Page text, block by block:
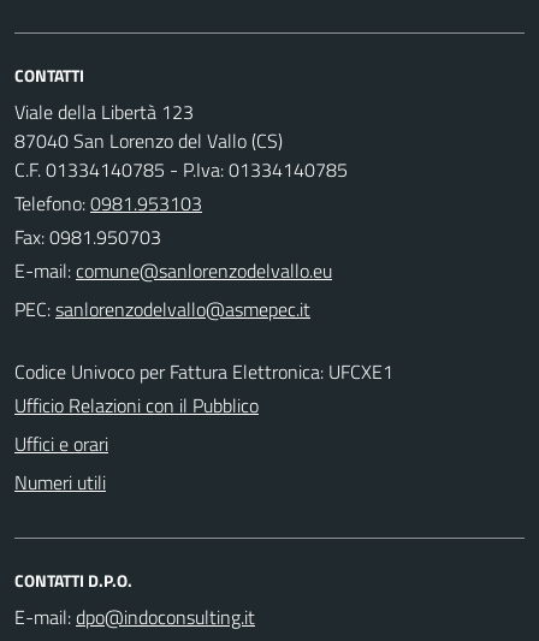
CONTATTI
Viale della Libertà 123
87040 San Lorenzo del Vallo (CS)
C.F. 01334140785 - P.Iva: 01334140785
Telefono:0981.953103
Fax: 0981.950703
E-mail:
PEC:
Codice Univoco per Fattura Elettronica: UFCXE1
Ufficio Relazioni con il Pubblico
Uffici e orari
Numeri utili
CONTATTI D.P.O.
E-mail: